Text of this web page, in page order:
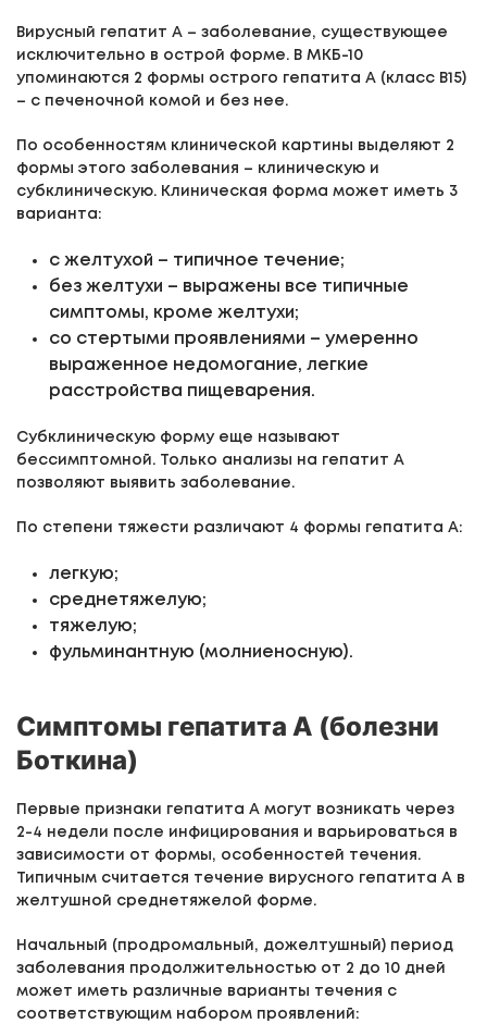
Вирусный гепатит А – заболевание, существующее
исключительно в острой форме. В МКБ-10
упоминаются 2 формы острого гепатита А (класс В15)
– с печеночной комой и без нее.
По особенностям клинической картины выделяют 2
формы этого заболевания – клиническую и
субклиническую. Клиническая форма может иметь 3
варианта:
с желтухой – типичное течение;
без желтухи – выражены все типичные
симптомы, кроме желтухи;
со стертыми проявлениями – умеренно
выраженное недомогание, легкие
расстройства пищеварения.
Субклиническую форму еще называют
бессимптомной. Только анализы на гепатит А
позволяют выявить заболевание.
По степени тяжести различают 4 формы гепатита А:
легкую;
среднетяжелую;
тяжелую;
фульминантную (молниеносную).
Симптомы гепатита А (болезни
Боткина)
Первые признаки гепатита А могут возникать через
2-4 недели после инфицирования и варьироваться в
зависимости от формы, особенностей течения.
Типичным считается течение вирусного гепатита А в
желтушной среднетяжелой форме.
Начальный (продромальный, дожелтушный) период
заболевания продолжительностью от 2 до 10 дней
может иметь различные варианты течения с
соответствующим набором проявлений: